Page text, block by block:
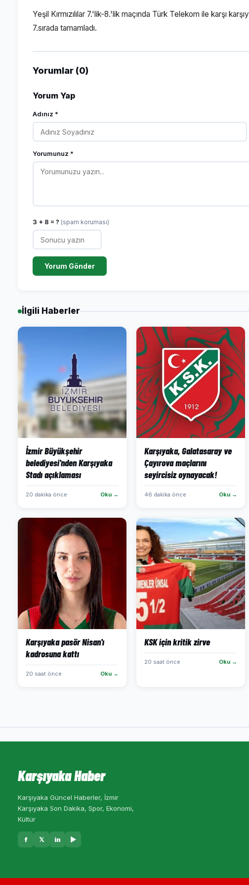
Yeşil Kırmızılılar 7.'lik-8.'lik maçında Türk Telekom ile karşı
7.sırada tamamladı.
Yorumlar (0)
Yorum Yap
Adınız *
Yorumunuz *
3 + 8 = ? (spam koruması)
Yorum Gönder
İlgili Haberler
İzmir Büyükşehir
belediyesi'nden Karşıyaka
Stadı açıklaması
20 dakika önce Oku →
Karşıyaka, Galatasaray ve
Çayırova maçlarını
seyircisiz oynayacak!
46 dakika önce Oku →
Karşıyaka pasör Nisan'ı
kadrosuna kattı
20 saat önce Oku →
KSK için kritik zirve
20 saat önce Oku →
Karşıyaka Haber
Karşıyaka Güncel Haberler, İzmir
Karşıyaka Son Dakika, Spor, Ekonomi,
Kültür
f 𝕏 in ▶